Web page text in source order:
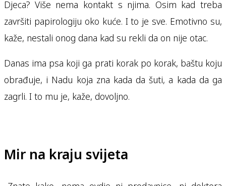
Djeca? Više nema kontakt s njima. Osim kad treba
završiti papirologiju oko kuće. I to je sve. Emotivno su,
kaže, nestali onog dana kad su rekli da on nije otac.
Danas ima psa koji ga prati korak po korak, baštu koju
obrađuje, i Nadu koja zna kada da šuti, a kada da ga
zagrli. I to mu je, kaže, dovoljno.
Mir na kraju svijeta